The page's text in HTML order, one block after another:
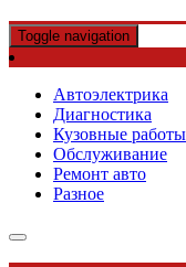
Toggle navigation
Автоэлектрика
Диагностика
Кузовные работы
Обслуживание
Ремонт авто
Разное